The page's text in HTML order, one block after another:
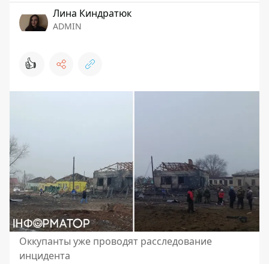
Лина Киндратюк
ADMIN
👍
Оккупанты уже проводят расследование
инцидента